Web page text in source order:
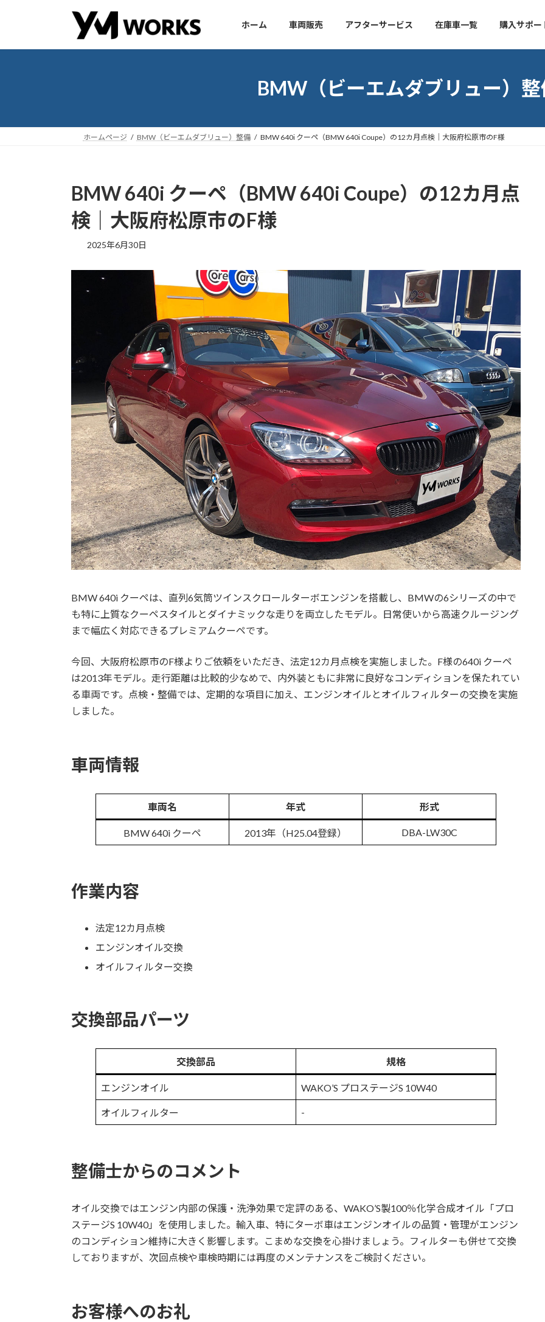
ン
ー
ホーム 車両販売 アフターサービス 在庫車一覧 購入サポー
BMW（ビーエムダブリュー）
ホームページ BMW（ビーエムダブリュー）整備 BMW 640i クーペ（BMW 640i Coupe）の12カ月点検｜大阪府松原市のF様
BMW 640i クーペ（BMW 640i Coupe）の12カ月点
検｜大阪府松原市のF様
2025年6月30日
BMW 640i クーペは、直列6気筒ツインスクロールターボエンジンを搭載し、BMWの6シリーズの中で
も特に上質なクーペスタイルとダイナミックな走りを両立したモデル。日常使いから高速クルージング
まで幅広く対応できるプレミアムクーペです。
今回、大阪府松原市のF様よりご依頼をいただき、法定12カ月点検を実施しました。F様の640i クーペ
は2013年モデル。走行距離は比較的少なめで、内外装ともに非常に良好なコンディションを保たれてい
る車両です。点検・整備では、定期的な項目に加え、エンジンオイルとオイルフィルターの交換を実施
しました。
車両情報
車両名 年式 形式
BMW 640i クーペ 2013年（H25.04登録） DBA-LW30C
作業内容
法定12カ月点検
エンジンオイル交換
オイルフィルター交換
交換部品パーツ
交換部品 規格
エンジンオイル WAKO’S プロステージS 10W40
オイルフィルター -
整備士からのコメント
オイル交換ではエンジン内部の保護・洗浄効果で定評のある、WAKO’S製100％化学合成オイル「プロ
ステージS 10W40」を使用しました。輸入車、特にターボ車はエンジンオイルの品質・管理がエンジン
のコンディション維持に大きく影響します。こまめな交換を心掛けましょう。フィルターも併せて交換
しておりますが、次回点検や車検時期には再度のメンテナンスをご検討ください。
お客様へのお礼